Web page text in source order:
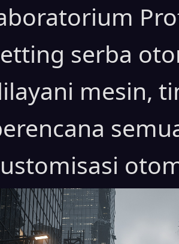
serba
mesin,